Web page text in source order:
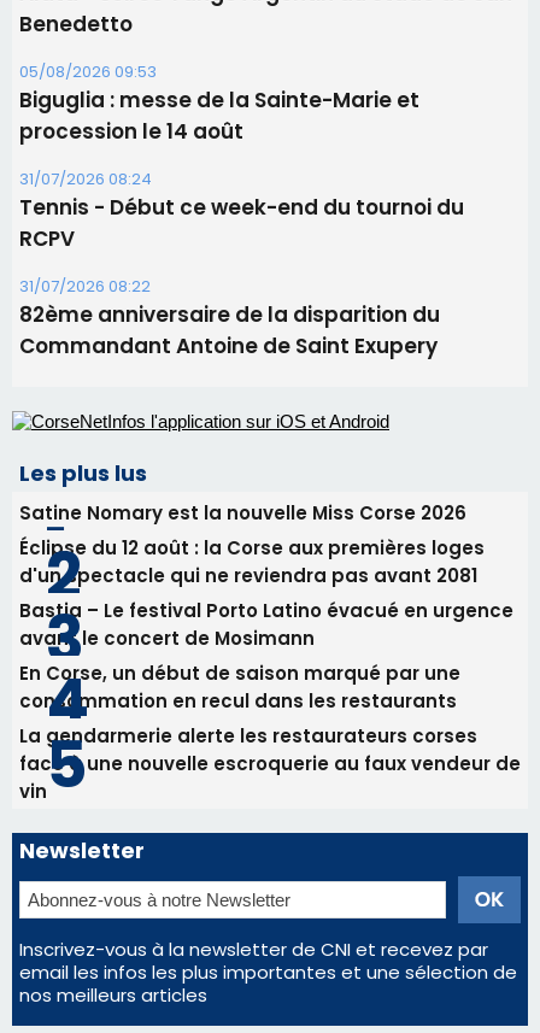
31/07/2026 08:22
82ème anniversaire de la disparition du
Commandant Antoine de Saint Exupery
Les plus lus
Satine Nomary est la nouvelle Miss Corse 2026
d'un spectacle qui ne reviendra pas avant 2081
Bastia – Le festival Porto Latino évacué en urgence
avant le concert de Mosimann
consommation en recul dans les restaurants
face à une nouvelle escroquerie au faux vendeur de
vin
Newsletter
Inscrivez-vous à la newsletter de CNI et recevez par
email les infos les plus importantes et une sélection de
nos meilleurs articles
Régie publicitaire
Nous contacter